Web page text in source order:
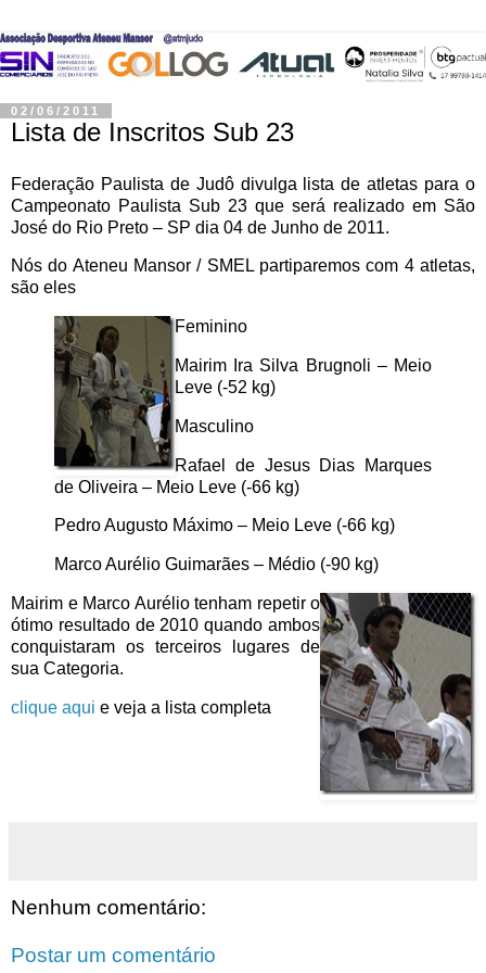
02/06/2011
Lista de Inscritos Sub 23
Federação Paulista de Judô divulga lista de atletas para o
Campeonato Paulista Sub 23 que será realizado em São
José do Rio Preto – SP dia 04 de Junho de 2011.
Nós do Ateneu Mansor / SMEL partiparemos com 4 atletas,
são eles
Feminino
Mairim Ira Silva Brugnoli – Meio
Leve (-52 kg)
Masculino
Rafael de Jesus Dias Marques
de Oliveira – Meio Leve (-66 kg)
Pedro Augusto Máximo – Meio Leve (-66 kg)
Marco Aurélio Guimarães – Médio (-90 kg)
Mairim e Marco Aurélio tenham repetir o
ótimo resultado de 2010 quando ambos
conquistaram os terceiros lugares de
sua Categoria.
clique aqui e veja a lista completa
Nenhum comentário:
Postar um comentário